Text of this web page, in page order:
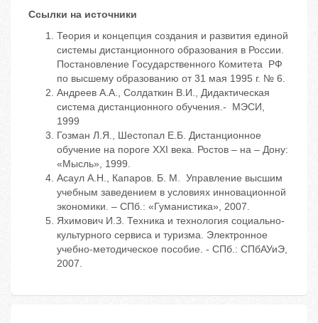
Ссылки на источники
Теория и концепция создания и развития единой
системы дистанционного образования в России.
Постановление Государственного Комитета РФ
по высшему образованию от 31 мая 1995 г. № 6.
Андреев А.А., Солдаткин В.И., Дидактическая
система дистанционного обучения.- МЭСИ,
1999
Гозман Л.Я., Шестопал Е.Б. Дистанционное
обучение на пороге XXI века. Ростов – на – Дону:
«Мысль», 1999.
Асаул А.Н., Капаров. Б. М. Управление высшим
учебным заведением в условиях инновационной
экономики. – СПб.: «Гуманистика», 2007.
Яхимович И.З. Техника и технология социально-
культурного сервиса и туризма. Электронное
учебно-методическое пособие. - СПб.: СПбАУиЭ,
2007.